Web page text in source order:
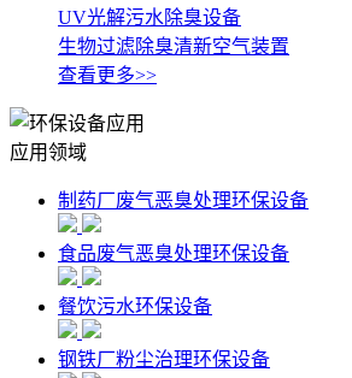
UV光解污水除臭设备
生物过滤除臭清新空气装置
查看更多>>
应用领域
制药厂废气恶臭处理环保设备
食品废气恶臭处理环保设备
餐饮污水环保设备
钢铁厂粉尘治理环保设备